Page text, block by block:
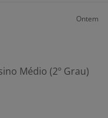
Ontem
Médio (2º Grau)